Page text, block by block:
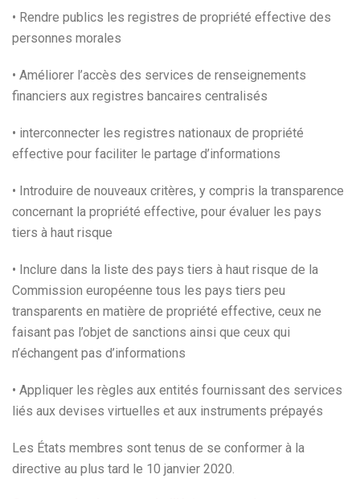
• Rendre publics les registres de propriété effective des
personnes morales
• Améliorer l’accès des services de renseignements
financiers aux registres bancaires centralisés
• interconnecter les registres nationaux de propriété
effective pour faciliter le partage d’informations
• Introduire de nouveaux critères, y compris la transparence
concernant la propriété effective, pour évaluer les pays
tiers à haut risque
• Inclure dans la liste des pays tiers à haut risque de la
Commission européenne tous les pays tiers peu
transparents en matière de propriété effective, ceux ne
faisant pas l’objet de sanctions ainsi que ceux qui
n’échangent pas d’informations
• Appliquer les règles aux entités fournissant des services
liés aux devises virtuelles et aux instruments prépayés
Les États membres sont tenus de se conformer à la
directive au plus tard le 10 janvier 2020.